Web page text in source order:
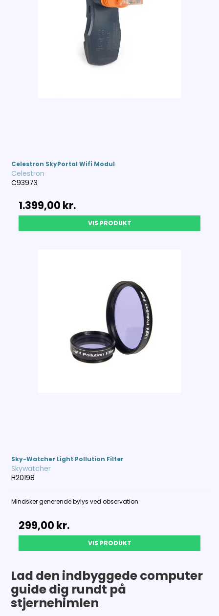
Celestron SkyPortal Wifi Modul
Celestron
C93973
1.399,00 kr.
VIS PRODUKT
Sky-Watcher Light Pollution Filter
Skywatcher
H20198
Mindsker generende bylys ved observation
299,00 kr.
VIS PRODUKT
Lad den indbyggede computer
guide dig rundt på
stjernehimlen